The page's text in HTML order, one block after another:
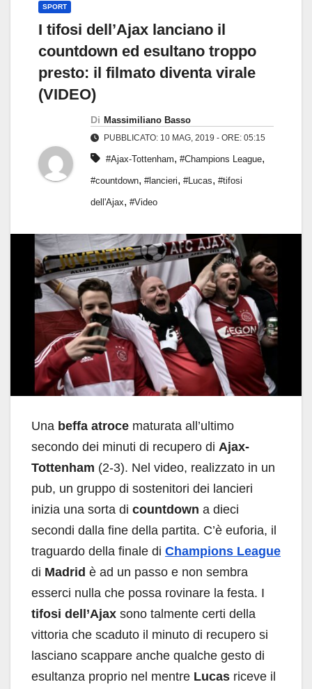
SPORT
I tifosi dell’Ajax lanciano il
countdown ed esultano troppo
presto: il filmato diventa virale
(VIDEO)
Di Massimiliano Basso
PUBBLICATO: 10 MAG, 2019 - ORE: 05:15
#Ajax-Tottenham, #Champions League,
#countdown, #lancieri, #Lucas, #tifosi
dell'Ajax, #Video
Una beffa atroce maturata all’ultimo
secondo dei minuti di recupero di Ajax-
Tottenham (2-3). Nel video, realizzato in un
pub, un gruppo di sostenitori dei lancieri
inizia una sorta di countdown a dieci
secondi dalla fine della partita. C’è euforia, il
traguardo della finale di Champions League
di Madrid è ad un passo e non sembra
esserci nulla che possa rovinare la festa. I
tifosi dell’Ajax sono talmente certi della
vittoria che scaduto il minuto di recupero si
lasciano scappare anche qualche gesto di
esultanza proprio nel mentre Lucas riceve il